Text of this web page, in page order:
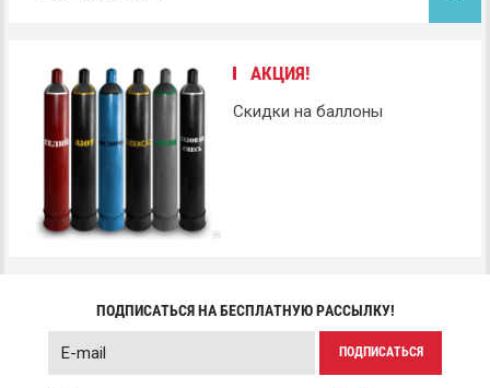
АКЦИЯ!
Скидки на баллоны
ПОДПИСАТЬСЯ НА БЕСПЛАТНУЮ РАССЫЛКУ!
ПОДПИСАТЬСЯ